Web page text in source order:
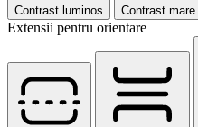
Contrast luminos Contrast mare
Extensii pentru orientare